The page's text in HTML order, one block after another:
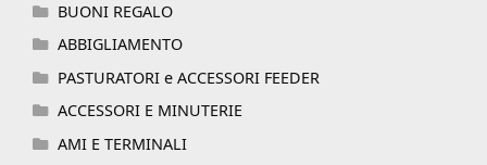
BUONI REGALO
ABBIGLIAMENTO
PASTURATORI e ACCESSORI FEEDER
ACCESSORI E MINUTERIE
AMI E TERMINALI